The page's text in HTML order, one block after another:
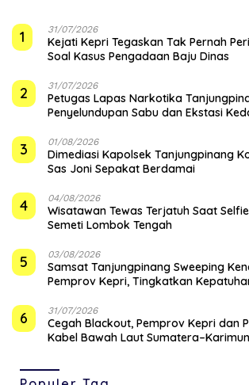
1 31/07/2026
Kejati Kepri Tegaskan Tak Pernah
Soal Kasus Pengadaan Baju Dinas
2 31/07/2026
Petugas Lapas Narkotika
Penyelundupan Sabu dan Ekstasi
3 01/08/2026
Dimediasi Kapolsek Tanjungpinang
Sas Joni Sepakat Berdamai
4 04/08/2026
Wisatawan Tewas Terjatuh Saat
Semeti Lombok Tengah
5 03/08/2026
Samsat Tanjungpinang Sweeping
Pemprov Kepri, Tingkatkan
6 31/07/2026
Cegah Blackout, Pemprov Kepri dan
Kabel Bawah Laut